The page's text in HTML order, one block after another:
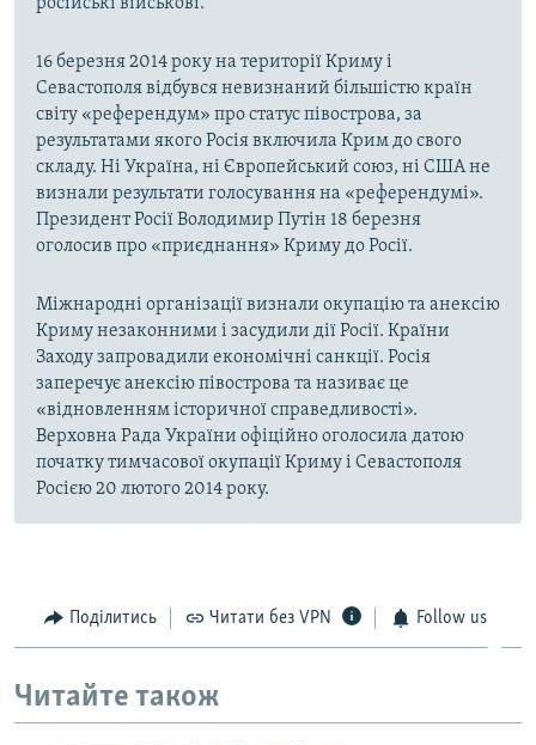
російські військові.
16 березня 2014 року на території Криму і
Севастополя відбувся невизнаний більшістю країн
світу «референдум» про статус півострова, за
результатами якого Росія включила Крим до свого
складу. Ні Україна, ні Європейський союз, ні США не
визнали результати голосування на «референдумі».
Президент Росії Володимир Путін 18 березня
оголосив про «приєднання» Криму до Росії.
Міжнародні організації визнали окупацію та анексію
Криму незаконними і засудили дії Росії. Країни
Заходу запровадили економічні санкції. Росія
заперечує анексію півострова та називає це
«відновленням історичної справедливості».
Верховна Рада України офіційно оголосила датою
початку тимчасової окупації Криму і Севастополя
Росією 20 лютого 2014 року.
Поділитись Читати без VPN Follow us
Читайте також